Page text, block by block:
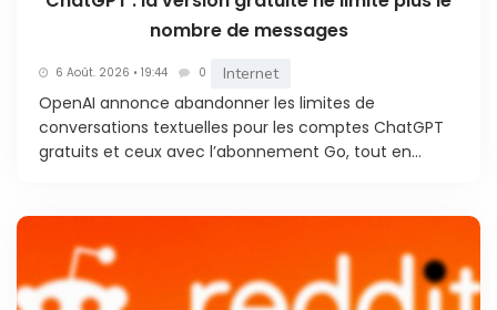
nombre de messages
6 Août. 2026 • 19:44 0 Internet
OpenAI annonce abandonner les limites de
conversations textuelles pour les comptes ChatGPT
gratuits et ceux avec l’abonnement Go, tout en...